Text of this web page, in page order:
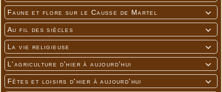

Faune et flore sur le Causse de Martel

Au fil des siècles

La vie religieuse

L'agriculture d'hier à aujourd'hui

Fêtes et loisirs d'hier à aujourd'hui